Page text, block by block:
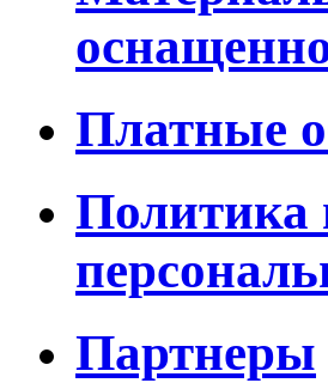
Платные
Политика
Партнеры